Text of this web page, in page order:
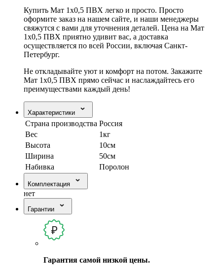
Купить Мат 1х0,5 ПВХ легко и просто. Просто
оформите заказ на нашем сайте, и наши менеджеры
свяжутся с вами для уточнения деталей. Цена на Мат
1х0,5 ПВХ приятно удивит вас, а доставка
осуществляется по всей России, включая Санкт-
Петербург.
Не откладывайте уют и комфорт на потом. Закажите
Мат 1х0,5 ПВХ прямо сейчас и наслаждайтесь его
преимуществами каждый день!
Характеристики
Страна производства Россия
Вес
1кг
Высота
10см
Ширина
50см
Набивка
Поролон
Комплектация
нет
Гарантии
Гарантия самой низкой цены.